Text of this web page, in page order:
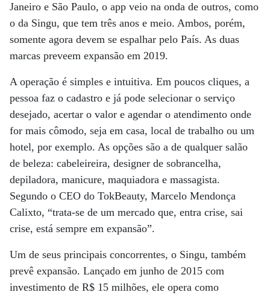
Janeiro e São Paulo, o app veio na onda de outros, como
o da Singu, que tem três anos e meio. Ambos, porém,
somente agora devem se espalhar pelo País. As duas
marcas preveem expansão em 2019.
A operação é simples e intuitiva. Em poucos cliques, a
pessoa faz o cadastro e já pode selecionar o serviço
desejado, acertar o valor e agendar o atendimento onde
for mais cômodo, seja em casa, local de trabalho ou um
hotel, por exemplo. As opções são a de qualquer salão
de beleza: cabeleireira, designer de sobrancelha,
depiladora, manicure, maquiadora e massagista.
Segundo o CEO do TokBeauty, Marcelo Mendonça
Calixto, “trata-se de um mercado que, entra crise, sai
crise, está sempre em expansão”.
Um de seus principais concorrentes, o Singu, também
prevê expansão. Lançado em junho de 2015 com
investimento de R$ 15 milhões, ele opera como